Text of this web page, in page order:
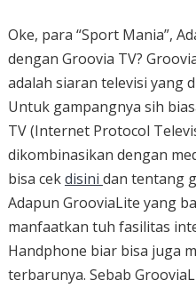
Oke, para “Sport Mania”,
dengan Groovia TV?
adalah siaran televisi yang
Untuk gampangnya sih
TV (Internet Protocol
dikombinasikan dengan
bisa cekdisini dan tentang
Adapun GrooviaLite yang
manfaatkan tuh fasilitas
Handphone biar bisa juga
terbarunya. Sebab